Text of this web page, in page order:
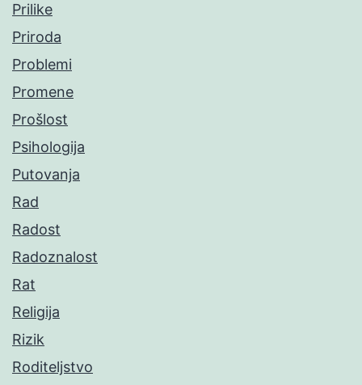
Prilike
Priroda
Problemi
Promene
Prošlost
Psihologija
Putovanja
Rad
Radost
Radoznalost
Rat
Religija
Rizik
Roditeljstvo